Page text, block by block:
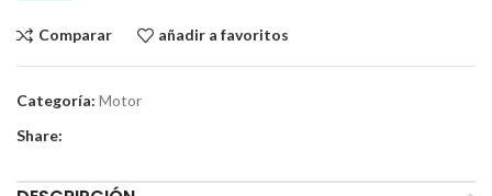
Comparar añadir a favoritos
Categoría: Motor
Share: